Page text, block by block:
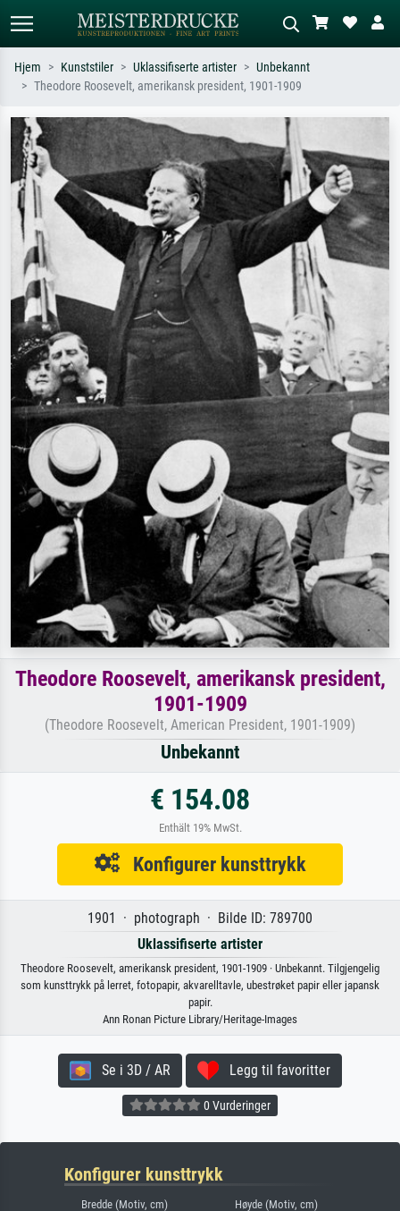
Søk etter kunstner, tittel eller stil – for
eksempel Monet, Stjernenatt,
impresjonisme, Hokusai-bølgen, akt.
Beskriv scenen – for eksempel grønn
eng, abstrakt med mye rødt, mørkt
oljemaleri, stående akt ved et tre.
Hjem Kunststiler Uklassifiserte artister
Unbekannt
Theodore Roosevelt, amerikansk president, 1901-1909
Theodore Roosevelt, amerikansk president,
1901-1909
(Theodore Roosevelt, American President, 1901-1909)
Unbekannt
€ 154.08
Enthält 19% MwSt.
Konfigurer kunsttrykk
1901 · photograph · Bilde ID: 789700
Uklassifiserte artister
Theodore Roosevelt, amerikansk president, 1901-1909 · Unbekannt. Tilgjengelig
som kunsttrykk på lerret, fotopapir, akvarelltavle, ubestrøket papir eller japansk
papir.
Ann Ronan Picture Library/Heritage-Images
Se i 3D / AR Legg til favoritter
0 Vurderinger
Konfigurer kunsttrykk
Bredde (Motiv, cm) Høyde (Motiv, cm)